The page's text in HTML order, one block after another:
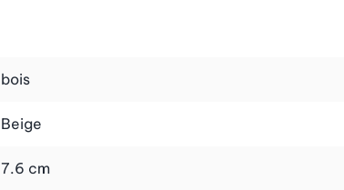
bois
Beige
7.6 cm